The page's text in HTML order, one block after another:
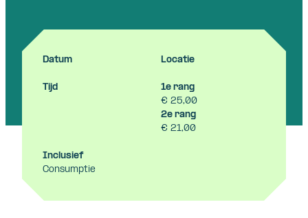
Datum Locatie
Tijd
1e rang
€ 25,00
2e rang
€ 21,00
Inclusief
Consumptie